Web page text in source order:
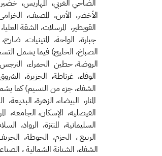
الضاحي الغربي، المهاريس،
الأخضر، الأمن، المصيف،
القويطير، المرسلات، الشقة
جبارة، الواحة، المتينيات، ضارج،
الصباخ، الخليج) فيما يشمل
الروضة، حطين الحمراء، النرجس،
الوفاء، غرناطة، الجزيرة،
الشفاء، جزء من النسيم) كما
المنار، البيضاء، الزهرة، البديعة،
الفيصلية، الإسكان، الجامعة،
السليمانية، المنتزة، الرواد،
الربيع ، الحزم، الحوطة،
الشفاء، الشنانة الشمالية ،